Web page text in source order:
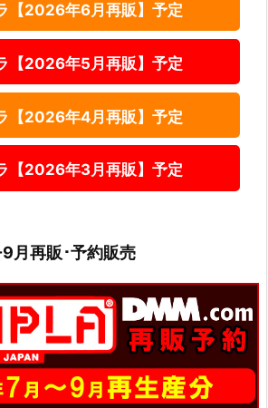
【2026年6月再販】予定
【2026年5月再販】予定
【2026年4月再販】予定
【2026年3月再販】予定
9月再販･予約販売